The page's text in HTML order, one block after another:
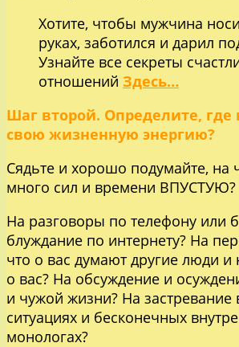
Хотите, чтобы мужчина
руках, заботился и дарил
Узнайте все секреты
отношений Здесь…
Шаг второй. Определите, где
свою жизненную энергию?
Сядьте и хорошо подумайте, на
много сил и времени ВПУСТУЮ?
На разговоры по телефону или
блуждание по интернету? На
что о вас думают другие люди и
о вас? На обсуждение и
и чужой жизни? На застревание
ситуациях и бесконечных
монологах?